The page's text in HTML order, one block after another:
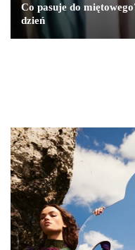
Co pasuje do
dzień